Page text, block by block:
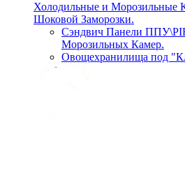
Холодильные и Морозильные
Шоковой Заморозки.
Сэндвич Панели
Морозильных Камер.
Овощехранилища под